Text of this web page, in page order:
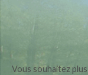
Vous souhaitez